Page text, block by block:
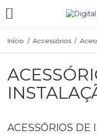

Início Accessórios
ACESSÓRIOS DE